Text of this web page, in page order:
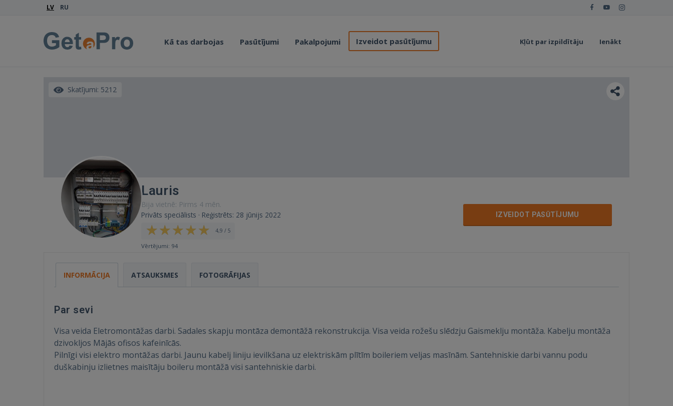
LV RU
Kā tas darbojas Pasūtījumi Pakalpojumi Izveidot pasūtījumu Kļūt par izpildītāju Ienākt
Skatījumi: 5212
Lauris
Bija vietnē: Pirms 4 mēn.
Privāts speciālists · Reģistrēts: 28 jūnijs 2022
4,9 / 5
Vērtējumi: 94
IZVEIDOT PASŪTĪJUMU
INFORMĀCIJA ATSAUKSMES FOTOGRĀFIJAS
Par sevi
Visa veida Eletromontāžas darbi. Sadales skapju montāza demontāžā rekonstrukcija. Visa veida rožešu slēdzju Gaismeklju montāža. Kabelju montāža
dzivokljos Mājās ofisos kafeinīcās.
Pilnīgi visi elektro montāžas darbi. Jaunu kabelj liniju ievilkšana uz elektriskām plītīm boileriem veljas masīnām. Santehniskie darbi vannu podu
duškabinju izlietnes maisītāju boileru montāžā visi santehniskie darbi.